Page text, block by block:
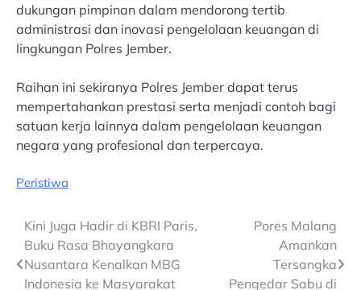
dukungan pimpinan dalam mendorong tertib
administrasi dan inovasi pengelolaan keuangan di
lingkungan Polres Jember.
Raihan ini sekiranya Polres Jember dapat terus
mempertahankan prestasi serta menjadi contoh bagi
satuan kerja lainnya dalam pengelolaan keuangan
negara yang profesional dan terpercaya.
Peristiwa
Post
navigation
Kini Juga Hadir di KBRI Paris,
Buku Rasa Bhayangkara
Nusantara Kenalkan MBG
Indonesia ke Masyarakat
Pores Malang
Amankan
Tersangka
Pengedar Sabu di